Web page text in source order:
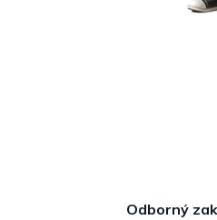
Odborný